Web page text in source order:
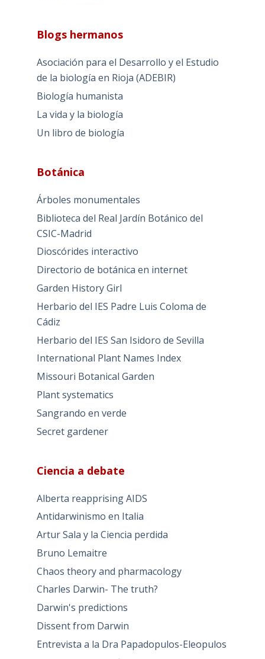
Blogs hermanos
Asociación para el Desarrollo y el Estudio
de la biología en Rioja (ADEBIR)
Biología humanista
La vida y la biología
Un libro de biología
Botánica
Árboles monumentales
Biblioteca del Real Jardín Botánico del
CSIC-Madrid
Dioscórides interactivo
Directorio de botánica en internet
Garden History Girl
Herbario del IES Padre Luis Coloma de
Cádiz
Herbario del IES San Isidoro de Sevilla
International Plant Names Index
Missouri Botanical Garden
Plant systematics
Sangrando en verde
Secret gardener
Ciencia a debate
Alberta reapprising AIDS
Antidarwinismo en Italia
Artur Sala y la Ciencia perdida
Bruno Lemaitre
Chaos theory and pharmacology
Charles Darwin- The truth?
Darwin's predictions
Dissent from Darwin
Entrevista a la Dra Papadopulos-Eleopulos